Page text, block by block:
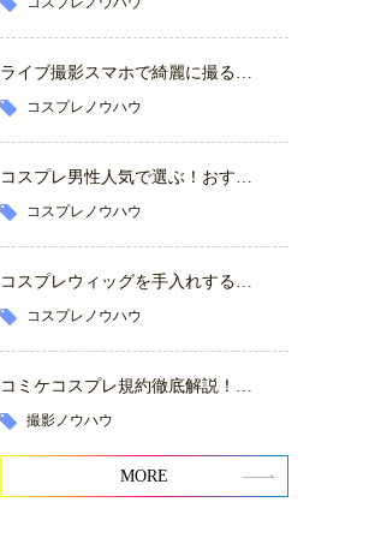
ライブ撮影スマホで綺麗に撮る…
コスプレノウハウ
コスプレ男性人気で選ぶ！おす…
コスプレノウハウ
コスプレウィッグを手入れする…
コスプレノウハウ
コミケコスプレ規約徹底解説！…
撮影ノウハウ
MORE